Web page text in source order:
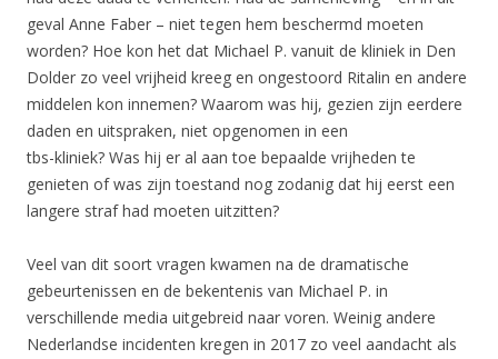
geval Anne Faber – niet tegen hem beschermd moeten
worden? Hoe kon het dat Michael P. vanuit de kliniek in Den
Dolder zo veel vrijheid kreeg en ongestoord Ritalin en andere
middelen kon innemen? Waarom was hij, gezien zijn eerdere
daden en uitspraken, niet opgenomen in een
tbs-kliniek? Was hij er al aan toe bepaalde vrijheden te
genieten of was zijn toestand nog zodanig dat hij eerst een
langere straf had moeten uitzitten?
Veel van dit soort vragen kwamen na de dramatische
gebeurtenissen en de bekentenis van Michael P. in
verschillende media uitgebreid naar voren. Weinig andere
Nederlandse incidenten kregen in 2017 zo veel aandacht als